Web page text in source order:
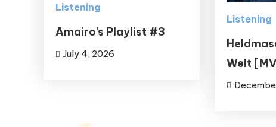
Listening
Amairo’s Playlist #3
July 4, 2026
Listening
Welt